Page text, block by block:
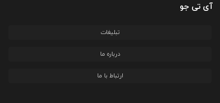
آی تی جو
تبلیغات
درباره ما
ارتباط با ما